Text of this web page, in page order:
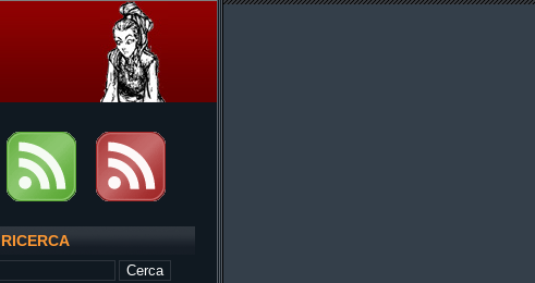
RICERCA